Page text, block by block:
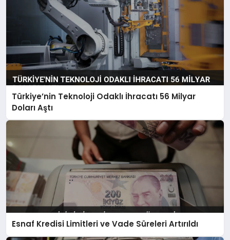
Türkiye’nin Teknoloji Odaklı İhracatı 56 Milyar
Doları Aştı
Esnaf Kredisi Limitleri ve Vade Süreleri Artırıldı